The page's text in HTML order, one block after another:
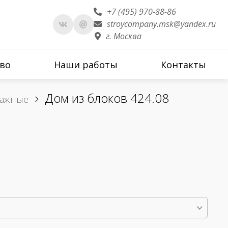
+7 (495) 970-88-86
stroycompany.msk@yandex.ru
г. Москва
Наши работы Контакты
Дом из блоков 424.08